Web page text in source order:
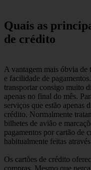
Quais as
de crédito
A vantagem mais óbvia de
e facilidade de
transportar consigo muito
apenas no final do mês.
serviços que estão apenas
crédito. Normalmente
bilhetes de avião e
pagamentos por cartão de
habitualmente feitas
Os cartões de crédito
compras. Mesmo que